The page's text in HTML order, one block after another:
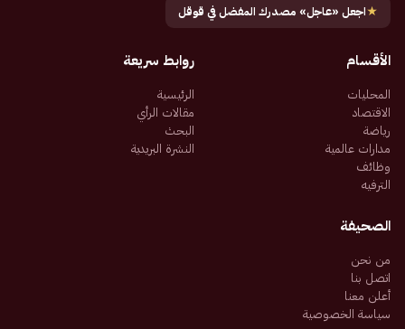
★اجعل «عاجل» مصدرك المفضل في قوقل
الأقسام
المحليات
الاقتصاد
رياضة
مدارات عالمية
وظائف
الترفيه
روابط سريعة
الرئيسية
مقالات الرأي
البحث
النشرة البريدية
الصحيفة
من نحن
اتصل بنا
أعلن معنا
سياسة الخصوصية